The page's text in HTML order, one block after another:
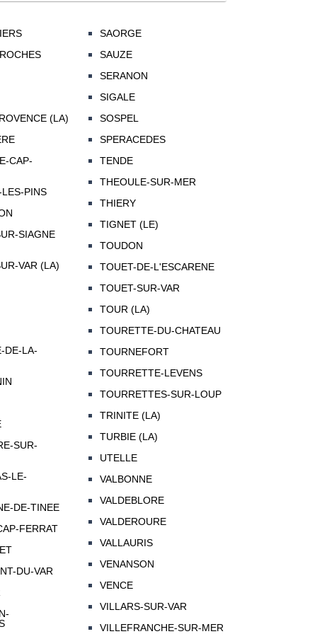
(LA)
CAP-
PINS
SIAGNE
VAR (LA)
DE-LA-
SUR-
LE-
DE-TINEE
FERRAT
DU-VAR
SAORGE
SAUZE
SERANON
SIGALE
SOSPEL
SPERACEDES
TENDE
THEOULE-SUR-MER
THIERY
TIGNET (LE)
TOUDON
TOUET-DE-L'ESCARENE
TOUET-SUR-VAR
TOUR (LA)
TOURETTE-DU-CHATEAU
TOURNEFORT
TOURRETTE-LEVENS
TOURRETTES-SUR-LOUP
TRINITE (LA)
TURBIE (LA)
UTELLE
VALBONNE
VALDEBLORE
VALDEROURE
VALLAURIS
VENANSON
VENCE
VILLARS-SUR-VAR
VILLEFRANCHE-SUR-MER